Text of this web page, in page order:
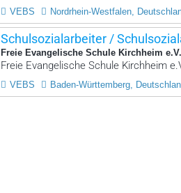
VEBS Nordrhein-Westfalen,
Schulsozialarbeiter /
Freie Evangelische Schule Kirchheim e.V.
Freie Evangelische Schule Kirchheim
VEBS Baden-Württemberg,